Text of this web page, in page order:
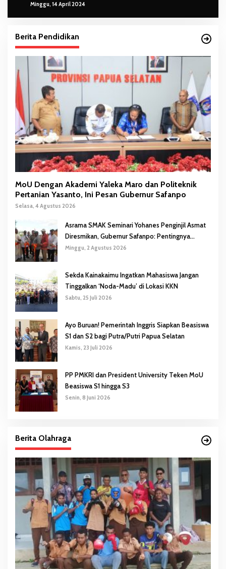
Minggu, 14 April 2024
Berita Pendidikan
MoU Dengan Akademi Yaleka Maro dan Politeknik
Pertanian Yasanto, Ini Pesan Gubernur Safanpo
Selasa, 4 Agustus 2026
Asrama SMAK Seminari Yohanes Penginjil Asmat
Diresmikan, Gubernur Safanpo: Pentingnya
Pendidikan Karakter
Minggu, 2 Agustus 2026
Sekda Kainakaimu Ingatkan Mahasiswa Jangan
Tinggalkan ‘Noda-Madu’ di Lokasi KKN
Sabtu, 25 Juli 2026
Ayo Buruan! Pemerintah Inggris Siapkan Beasiswa
S1 dan S2 bagi Putra/Putri Papua Selatan
Kamis, 23 Juli 2026
PP PMKRI dan President University Teken MoU
Beasiswa S1 hingga S3
Senin, 8 Juni 2026
Berita Olahraga